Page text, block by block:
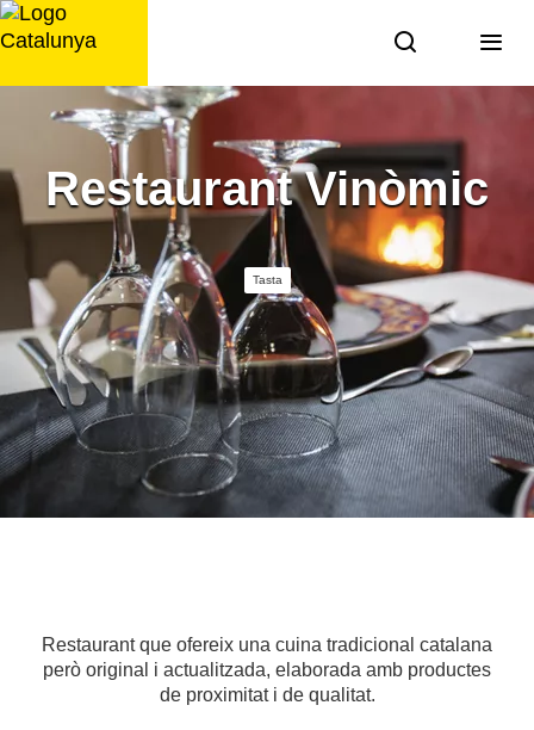
Saltar
al
Restaurant Vinòmic
Tasta
Restaurant que ofereix una cuina tradicional catalana
però original i actualitzada, elaborada amb productes
de proximitat i de qualitat.